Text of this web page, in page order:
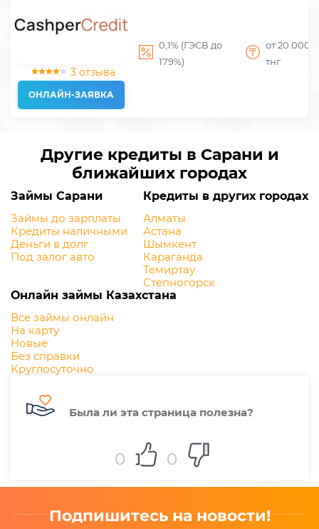
3 отзыва
ОНЛАЙН-ЗАЯВКА
0,1% (ГЭСВ до
179%)
от 20 000
тнг
Другие кредиты в Сарани и
ближайших городах
Займы Сарани
Займы до зарплаты
Кредиты наличными
Деньги в долг
Под залог авто
Кредиты в других городах
Алматы
Астана
Шымкент
Караганда
Темиртау
Степногорск
Онлайн займы Казахстана
Все займы онлайн
На карту
Новые
Без справки
Круглосуточно
Была ли эта страница полезна?
0 0
Подпишитесь на новости!